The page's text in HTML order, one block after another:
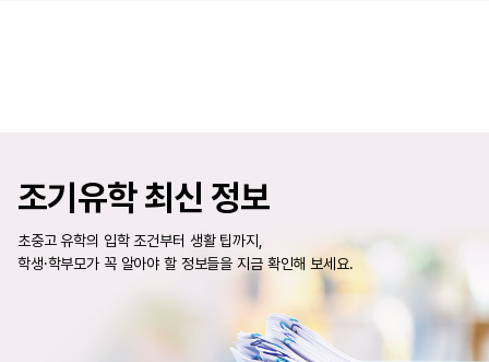
조기유학 최신 정보
초중고 유학의 입학 조건부터 생활 팁까지,
학생·학부모가 꼭 알아야 할 정보들을 지금 확인해 보세요.